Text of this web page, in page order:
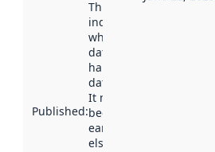
Published:
This date
indicates
when the
dataset was
harvested by
data.norge.no.
It may have
been available
earlier
elsewhere.